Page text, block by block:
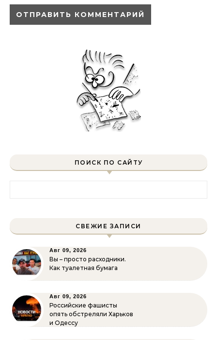
ПОИСК ПО САЙТУ
СВЕЖИЕ ЗАПИСИ
Авг 09, 2026
Вы – просто расходники.
Как туалетная бумага
Авг 09, 2026
Российские фашисты
опять обстреляли Харьков
и Одессу